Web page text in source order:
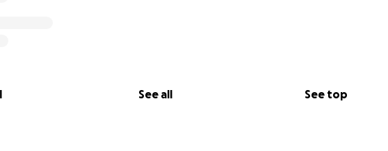
See all See top